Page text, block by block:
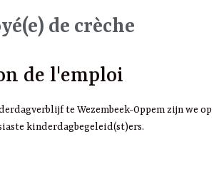
de crèche
de l'emploi
te Wezembeek-Oppem zijn we op
kinderdagbegeleid(st)ers.